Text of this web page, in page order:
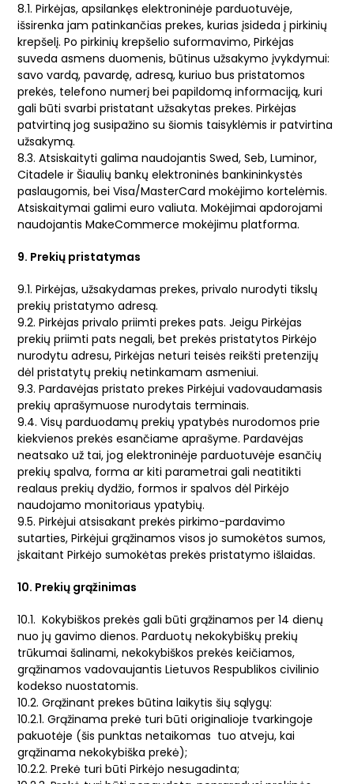
8.1. Pirkėjas, apsilankęs elektroninėje parduotuvėje,
išsirenka jam patinkančias prekes, kurias įsideda į pirkinių
krepšelį. Po pirkinių krepšelio suformavimo, Pirkėjas
suveda asmens duomenis, būtinus užsakymo įvykdymui:
savo vardą, pavardę, adresą, kuriuo bus pristatomos
prekės, telefono numerį bei papildomą informaciją, kuri
gali būti svarbi pristatant užsakytas prekes. Pirkėjas
patvirtiną jog susipažino su šiomis taisyklėmis ir patvirtina
užsakymą.
8.3. Atsiskaityti galima naudojantis Swed, Seb, Luminor,
Citadele ir Šiaulių bankų elektroninės bankininkystės
paslaugomis, bei Visa/MasterCard mokėjimo kortelėmis.
Atsiskaitymai galimi euro valiuta. Mokėjimai apdorojami
naudojantis MakeCommerce mokėjimu platforma.
9. Prekių pristatymas
9.1. Pirkėjas, užsakydamas prekes, privalo nurodyti tikslų
prekių pristatymo adresą.
9.2. Pirkėjas privalo priimti prekes pats. Jeigu Pirkėjas
prekių priimti pats negali, bet prekės pristatytos Pirkėjo
nurodytu adresu, Pirkėjas neturi teisės reikšti pretenzijų
dėl pristatytų prekių netinkamam asmeniui.
9.3. Pardavėjas pristato prekes Pirkėjui vadovaudamasis
prekių aprašymuose nurodytais terminais.
9.4. Visų parduodamų prekių ypatybės nurodomos prie
kiekvienos prekės esančiame aprašyme. Pardavėjas
neatsako už tai, jog elektroninėje parduotuvėje esančių
prekių spalva, forma ar kiti parametrai gali neatitikti
realaus prekių dydžio, formos ir spalvos dėl Pirkėjo
naudojamo monitoriaus ypatybių.
9.5. Pirkėjui atsisakant prekės pirkimo-pardavimo
sutarties, Pirkėjui grąžinamos visos jo sumokėtos sumos,
įskaitant Pirkėjo sumokėtas prekės pristatymo išlaidas.
10. Prekių grąžinimas
10.1. Kokybiškos prekės gali būti grąžinamos per 14 dienų
nuo jų gavimo dienos. Parduotų nekokybiškų prekių
trūkumai šalinami, nekokybiškos prekės keičiamos,
grąžinamos vadovaujantis Lietuvos Respublikos civilinio
kodekso nuostatomis.
10.2. Grąžinant prekes būtina laikytis šių sąlygų:
10.2.1. Grąžinama prekė turi būti originalioje tvarkingoje
pakuotėje (šis punktas netaikomas tuo atveju, kai
grąžinama nekokybiška prekė);
10.2.2. Prekė turi būti Pirkėjo nesugadinta;